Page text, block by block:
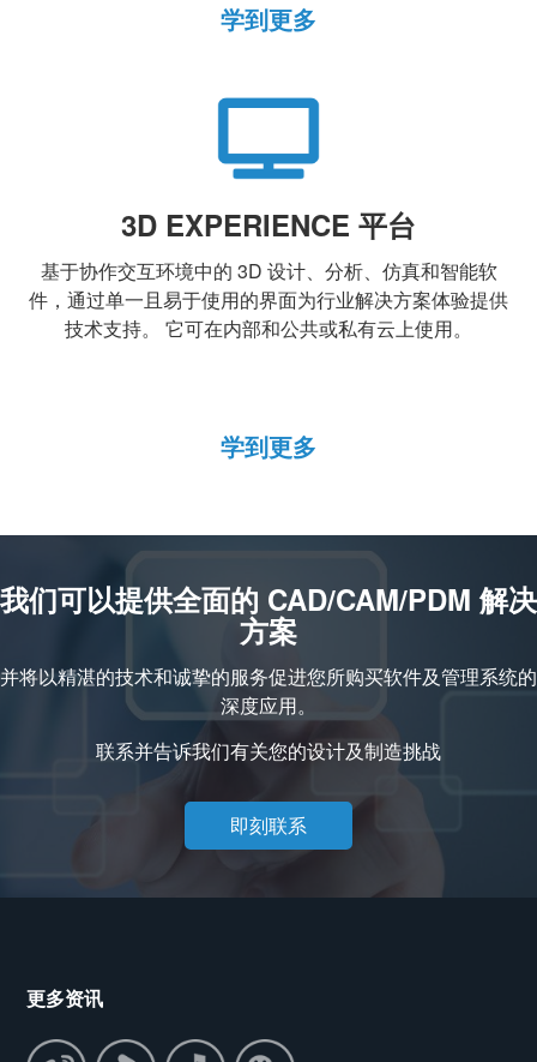
学到更多
3D EXPERIENCE 平台
基于协作交互环境中的 3D 设计、分析、仿真和智能软
件，通过单一且易于使用的界面为行业解决方案体验提供
技术支持。 它可在内部和公共或私有云上使用。
学到更多
我们可以提供全面的 CAD/CAM/PDM 解决
方案
并将以精湛的技术和诚挚的服务促进您所购买软件及管理系统的
深度应用。
联系并告诉我们有关您的设计及制造挑战
即刻联系
更多资讯